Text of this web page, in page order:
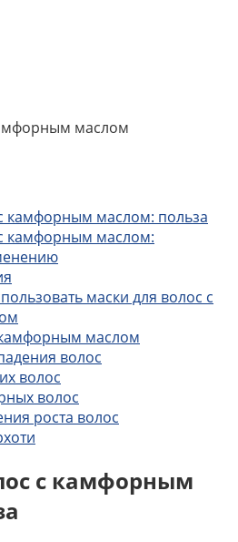
камфорным маслом: польза
камфорным маслом:
маски для волос с
маслом
волос
волос
волос
роста волос
с камфорным